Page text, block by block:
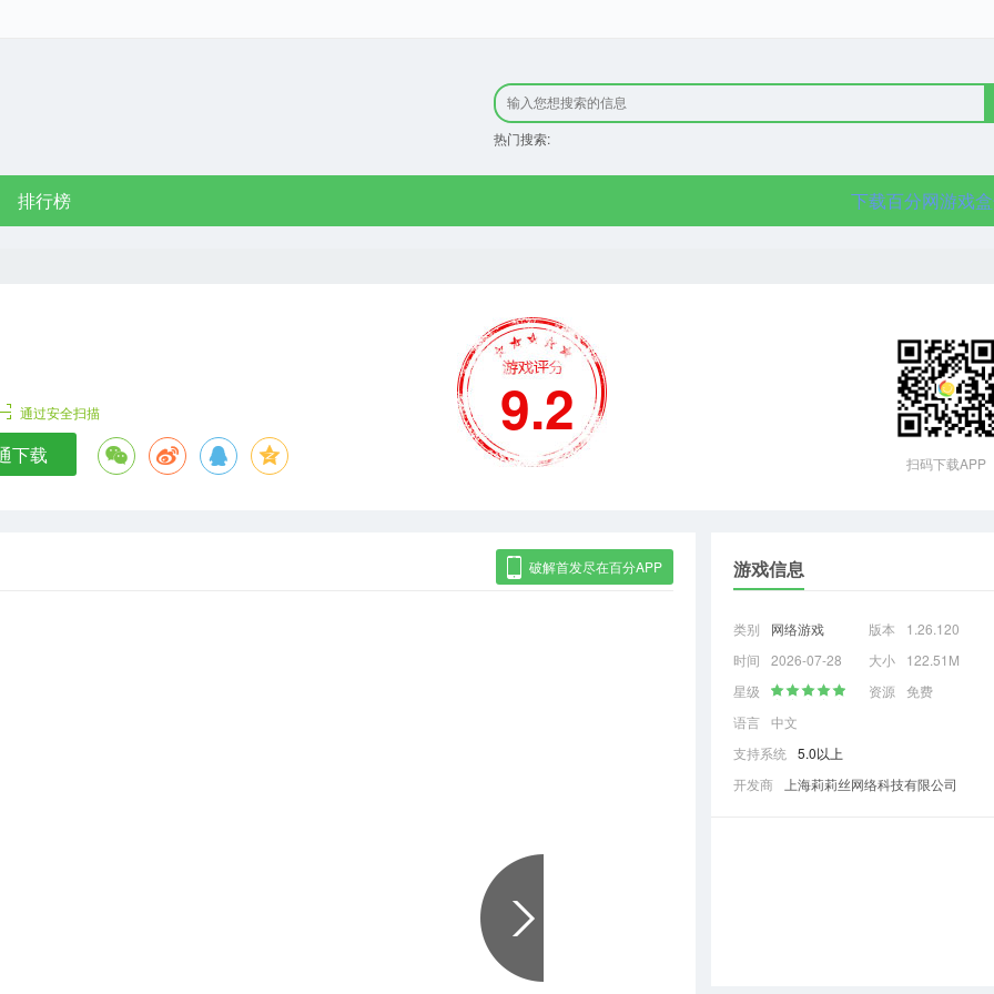
热门搜索:
排行榜 下载百分网游戏
通过安全扫描
下载
9.2
扫码下载APP
破解首发尽在百分APP 游戏信息
类别 网络游戏 版本
1.26.120
时间
2026-07-28 大小
122.51M
星级
资源
免费
语言 中文
支持系统
5.0以上
开发商
上海莉莉丝网络科技有限公司